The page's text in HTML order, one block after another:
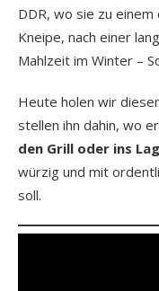
DDR, wo sie zu
Kneipe, nach einer
Mahlzeit im Winter –
Heute holen wir
stellen ihn dahin, wo
den Grill oder ins
würzig und mit
soll.